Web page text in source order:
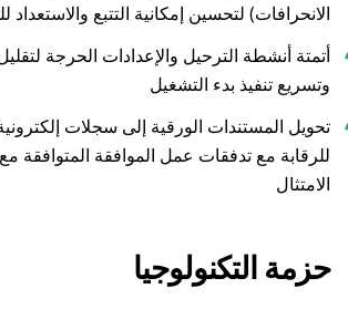
الانحرافات) لتحسين إمكانية التتبع والاستعداد
أتمتة أنشطة الترحيل والإعدادات الحرجة
وتسريع تنفيذ بدء التشغيل
تحويل المستندات الورقية إلى سجلات
للرقابة مع تدفقات عمل الموافقة المتوافقة
الامتثال
حزمة التكنولوجيا